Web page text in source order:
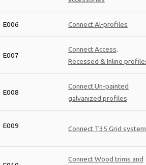
E006 Connect Al-profiles
E007
Connect Access,
Recessed & Inline
E008
Connect Un-painted
galvanized profiles
E009 Connect T35 Grid system
Connect Wood trims and